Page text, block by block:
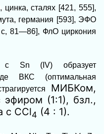
сталях [421, 555],
германия [593], ЭФО
81—86], ФлО циркония
с Sn (IV) образует
ВКС (оптимальная
МИБКом,
(1:1), бзл.,
с ССl4 (4 : 1).